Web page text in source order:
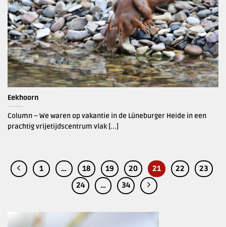
Eekhoorn
Column – We waren op vakantie in de Lüneburger Heide in een
prachtig vrijetijdscentrum vlak [...]
1 … 18 19 20 21 22
23
24
… 34